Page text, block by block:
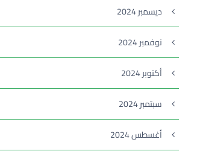
ديسمبر 2024
نوفمبر 2024
أكتوبر 2024
سبتمبر 2024
أغسطس 2024